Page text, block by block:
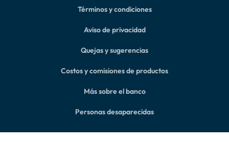
Términos y condiciones
Aviso de privacidad
Quejas y sugerencias
Costos y comisiones de productos
Más sobre el banco
Personas desaparecidas